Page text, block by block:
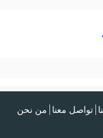
تواصل معنا من نحن